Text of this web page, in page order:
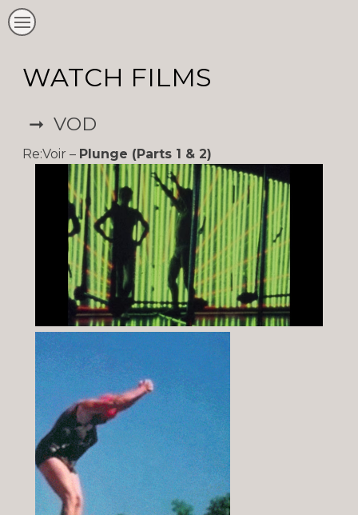
WATCH FILMS
➞ VOD
Re:Voir – Plunge (Parts 1 & 2)